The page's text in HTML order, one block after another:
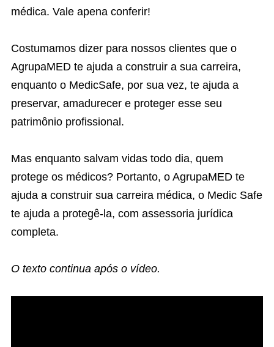
médica. Vale apena conferir!
Costumamos dizer para nossos clientes que o
AgrupaMED te ajuda a construir a sua carreira,
enquanto o MedicSafe, por sua vez, te ajuda a
preservar, amadurecer e proteger esse seu
patrimônio profissional.
Mas enquanto salvam vidas todo dia, quem
protege os médicos? Portanto, o AgrupaMED te
ajuda a construir sua carreira médica, o Medic Safe
te ajuda a protegê-la, com assessoria jurídica
completa.
O texto continua após o vídeo.